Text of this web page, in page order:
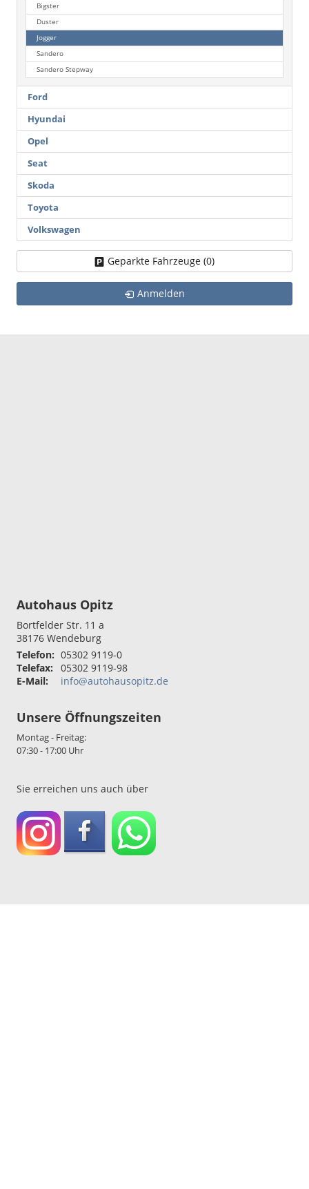
Bigster
Duster
Jogger
Sandero
Sandero Stepway
Ford
Hyundai
Opel
Seat
Skoda
Toyota
Volkswagen
Geparkte Fahrzeuge (0)
Anmelden
Autohaus Opitz
Bortfelder Str. 11 a
38176 Wendeburg
Telefon: 05302 9119-0
Telefax:
05302 9119-98
E-Mail:
info@autohausopitz.de
Unsere Öffnungszeiten
Montag - Freitag:
07:30 - 17:00 Uhr
Sie erreichen uns auch über